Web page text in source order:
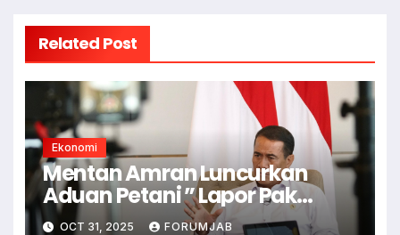
Related Post
Ekonomi
Mentan Amran Luncurkan
Aduan Petani ” Lapor Pak
Amran”
OCT 31, 2025 FORUMJAB